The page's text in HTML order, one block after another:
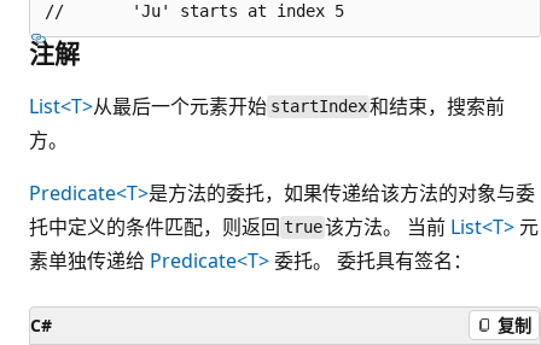
注解
List<T>从最后一个元素开始 startIndex和结束，搜索前
方。
Predicate<T>是方法的委托，如果传递给该方法的对象与委
托中定义的条件匹配，则返回 true该方法。 当前 List<T> 元
素单独传递给 Predicate<T>委托。 委托具有签名：
C# 复制